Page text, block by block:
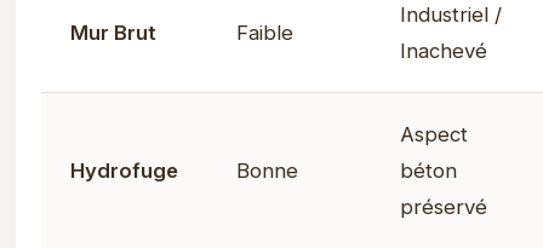
Mur Brut Faible
Industriel /
Inachevé
Hydrofuge Bonne
Aspect
béton
préservé